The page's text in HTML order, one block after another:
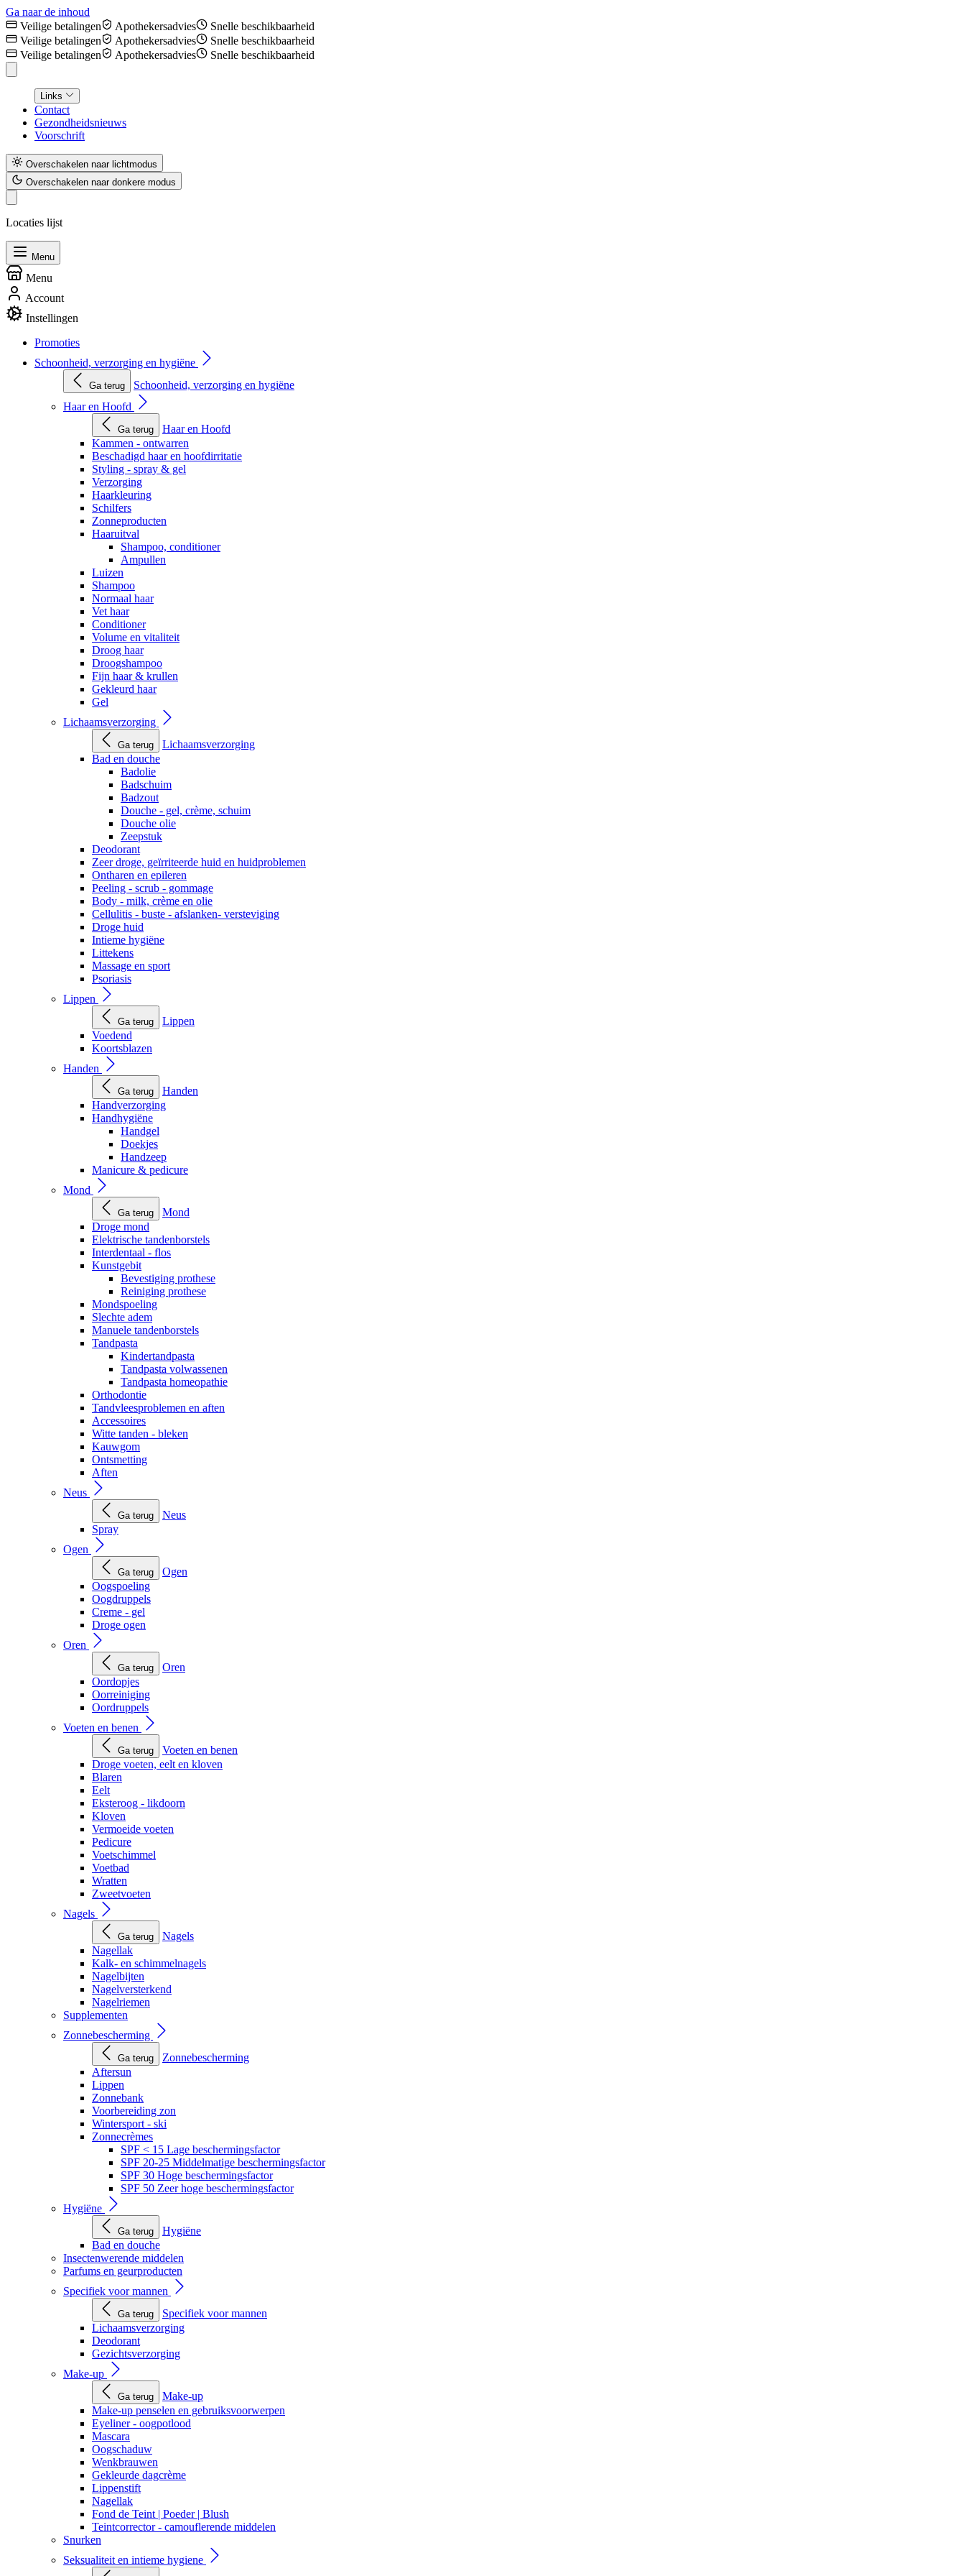
Ga naar de inhoud
Veilige betalingen
Apothekersadvies
Snelle beschikbaarheid
Veilige betalingen
Apothekersadvies
Snelle beschikbaarheid
Veilige betalingen
Apothekersadvies Snelle beschikbaarheid
Links
Contact
Gezondheidsnieuws
Voorschrift
Overschakelen naar lichtmodus
Overschakelen naar donkere modus
Locaties lijst
Menu
Menu
Account
Instellingen
Promoties
Schoonheid, verzorging en hygiëne
Ga terug
Schoonheid, verzorging en hygiëne
Haar en Hoofd
Ga terug
Haar en Hoofd
Kammen - ontwarren
Beschadigd haar en hoofdirritatie
Styling - spray & gel
Verzorging
Haarkleuring
Schilfers
Zonneproducten
Haaruitval
Shampoo, conditioner
Ampullen
Luizen
Shampoo
Normaal haar
Vet haar
Conditioner
Volume en vitaliteit
Droog haar
Droogshampoo
Fijn haar & krullen
Gekleurd haar
Gel
Lichaamsverzorging
Ga terug
Lichaamsverzorging
Bad en douche
Badolie
Badschuim
Badzout
Douche - gel, crème, schuim
Douche olie
Zeepstuk
Deodorant
Zeer droge, geïrriteerde huid en huidproblemen
Ontharen en epileren
Peeling - scrub - gommage
Body - milk, crème en olie
Cellulitis - buste - afslanken- versteviging
Droge huid
Intieme hygiëne
Littekens
Massage en sport
Psoriasis
Lippen
Ga terug
Lippen
Voedend
Koortsblazen
Handen
Ga terug
Handen
Handverzorging
Handhygiëne
Handgel
Doekjes
Handzeep
Manicure & pedicure
Mond
Ga terug
Mond
Droge mond
Elektrische tandenborstels
Interdentaal - flos
Kunstgebit
Bevestiging prothese
Reiniging prothese
Mondspoeling
Slechte adem
Manuele tandenborstels
Tandpasta
Kindertandpasta
Tandpasta volwassenen
Tandpasta homeopathie
Orthodontie
Tandvleesproblemen en aften
Accessoires
Witte tanden - bleken
Kauwgom
Ontsmetting
Aften
Neus
Ga terug
Neus
Spray
Ogen
Ga terug
Ogen
Oogspoeling
Oogdruppels
Creme - gel
Droge ogen
Oren
Ga terug
Oren
Oordopjes
Oorreiniging
Oordruppels
Voeten en benen
Ga terug
Voeten en benen
Droge voeten, eelt en kloven
Blaren
Eelt
Eksteroog - likdoorn
Kloven
Vermoeide voeten
Pedicure
Voetschimmel
Voetbad
Wratten
Zweetvoeten
Nagels
Ga terug
Nagels
Nagellak
Kalk- en schimmelnagels
Nagelbijten
Nagelversterkend
Nagelriemen
Supplementen
Zonnebescherming
Ga terug
Zonnebescherming
Aftersun
Lippen
Zonnebank
Voorbereiding zon
Wintersport - ski
Zonnecrèmes
SPF < 15 Lage beschermingsfactor
SPF 20-25 Middelmatige beschermingsfactor
SPF 30 Hoge beschermingsfactor
SPF 50 Zeer hoge beschermingsfactor
Hygiëne
Ga terug
Hygiëne
Bad en douche
Insectenwerende middelen
Parfums en geurproducten
Specifiek voor mannen
Ga terug
Specifiek voor mannen
Lichaamsverzorging
Deodorant
Gezichtsverzorging
Make-up
Ga terug
Make-up
Make-up penselen en gebruiksvoorwerpen
Eyeliner - oogpotlood
Mascara
Oogschaduw
Wenkbrauwen
Gekleurde dagcrème
Lippenstift
Nagellak
Fond de Teint | Poeder | Blush
Teintcorrector - camouflerende middelen
Snurken
Seksualiteit en intieme hygiene